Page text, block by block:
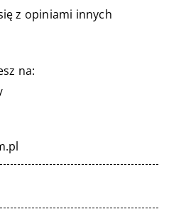
z opiniami innych
na: